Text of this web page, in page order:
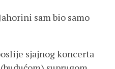
sam bio samo
sjajnog koncerta